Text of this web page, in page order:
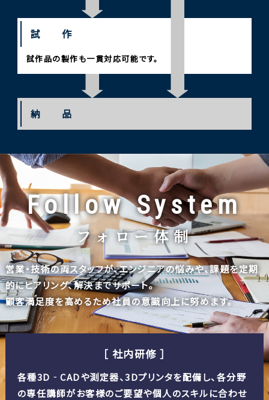
試 作
試作品の製作も一貫対応可能です。
納 品
Follow System
フォロー体制
営業・技術の両スタッフが、エンジニアの悩みや、課題を定期
的にヒアリング、解決までサポート。
顧客満足度を高めるため社員の意識向上に努めます。
［ 社内研修 ］
各種3D‐CADや測定器、3Dプリンタを配備し、各分野
の専任講師がお客様のご要望や個人のスキルに合わせ